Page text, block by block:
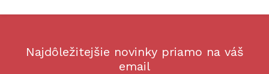
Najdôležitejšie novinky priamo na váš
email